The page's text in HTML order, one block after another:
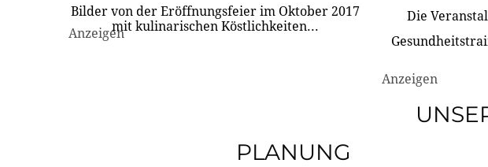
Bilder von der Eröffnungsfeier im Oktober 2017
mit kulinarischen Köstlichkeiten...
Anzeigen
Die
Anzeigen
PLANUNG